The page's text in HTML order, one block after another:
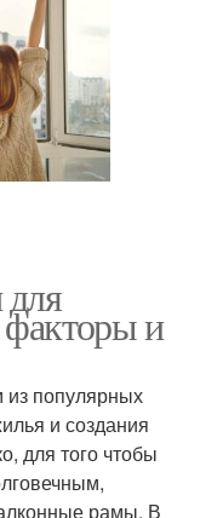
факторы и
из популярных
и создания
для того чтобы
рамы. В